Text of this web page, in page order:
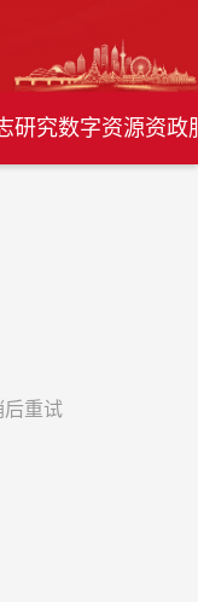
研究数字资源资政
后重试